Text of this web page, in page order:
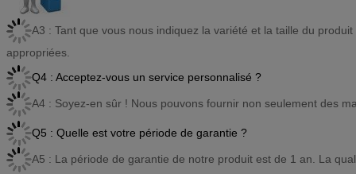
A3 : Tant que vous nous indiquez la variété et la taille du
appropriées.
Q4 : Acceptez-vous un service personnalisé ?
A4 : Soyez-en sûr ! Nous pouvons fournir non seulement des
Q5 : Quelle est votre période de garantie ?
A5 : La période de garantie de notre produit est de 1 an. La